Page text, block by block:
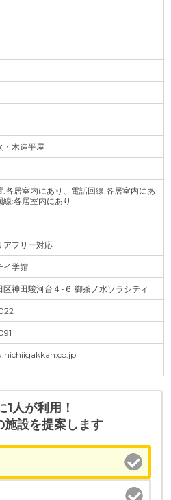
・木造平屋
:各居室内にあり、電話回線:各居室内にあ
線:各居室内にあり
アフリー対応
イ学館
区神田駿河台４-６ 御茶ノ水ソラシティ
1人が利用！
施設を提案します